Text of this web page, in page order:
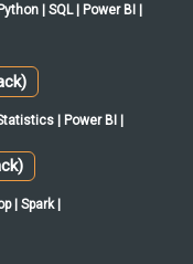
| SQL | Power BI |
| Power BI |
| Spark |